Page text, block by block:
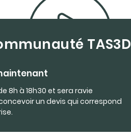
TAS3D
8h à 18h30 et sera ravie
un devis qui correspond